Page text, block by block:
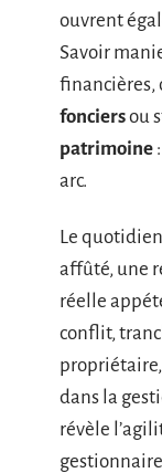
ouvrent
Savoir
financières,
fonciersou
patrimoine
arc.
Le
affûté, une
réelle
conflit,
dans la
révèle